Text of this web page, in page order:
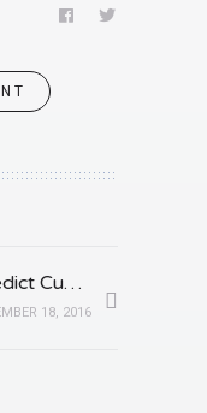
Benedict Cumberbatch Menunggu Kelahiran Anak Kedua
18, 2016